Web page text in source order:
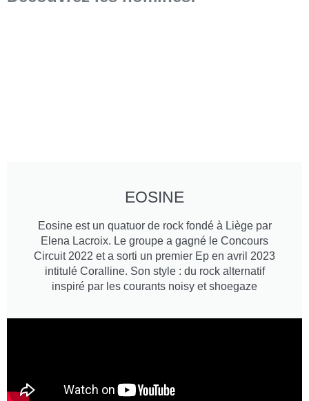
EOSINE
Eosine est un quatuor de rock fondé à Liège par
Elena Lacroix. Le groupe a gagné le Concours
Circuit 2022 et a sorti un premier Ep en avril 2023
intitulé Coralline. Son style : du rock alternatif
inspiré par les courants noisy et shoegaze